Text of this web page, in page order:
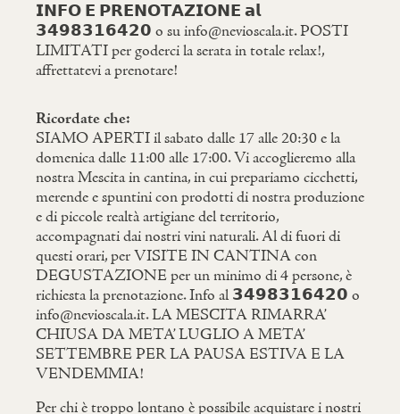
𝗜𝗡𝗙𝗢 𝗘 𝗣𝗥𝗘𝗡𝗢𝗧𝗔𝗭𝗜𝗢𝗡𝗘 𝗮𝗹
𝟯𝟰𝟵𝟴𝟯𝟭𝟲𝟰𝟮𝟬 o su info@nevioscala.it. POSTI
LIMITATI per goderci la serata in totale relax!,
affrettatevi a prenotare!
Ricordate che:
SIAMO APERTI il sabato dalle 17 alle 20:30 e la
domenica dalle 11:00 alle 17:00. Vi accoglieremo alla
nostra Mescita in cantina, in cui prepariamo cicchetti,
merende e spuntini con prodotti di nostra produzione
e di piccole realtà artigiane del territorio,
accompagnati dai nostri vini naturali. Al di fuori di
questi orari, per VISITE IN CANTINA con
DEGUSTAZIONE per un minimo di 4 persone, è
richiesta la prenotazione. Info al 𝟯𝟰𝟵𝟴𝟯𝟭𝟲𝟰𝟮𝟬 o
info@nevioscala.it. LA MESCITA RIMARRA’
CHIUSA DA META’ LUGLIO A META’
SETTEMBRE PER LA PAUSA ESTIVA E LA
VENDEMMIA!
Per chi è troppo lontano è possibile acquistare i nostri